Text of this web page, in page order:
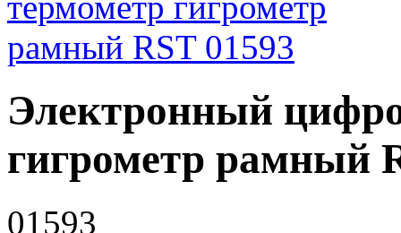
Электронный
гигрометр рамный
01593